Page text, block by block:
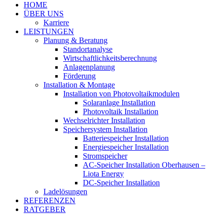
HOME
ÜBER UNS
Karriere
LEISTUNGEN
Planung & Beratung
Standortanalyse
Wirtschaftlichkeitsberechnung
Anlagenplanung
Förderung
Installation & Montage
Installation von Photovoltaikmodulen
Solaranlage Installation
Photovoltaik Installation
Wechselrichter Installation
Speichersystem Installation
Batteriespeicher Installation
Energiespeicher Installation
Stromspeicher
AC-Speicher Installation Oberhausen –
Liota Energy
DC-Speicher Installation
Ladelösungen
REFERENZEN
RATGEBER